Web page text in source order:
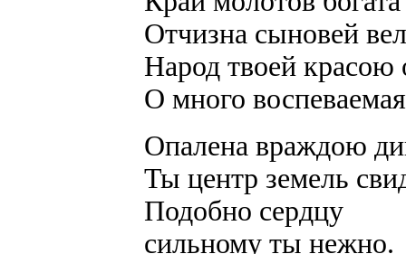
Отчизна сыновей
Народ твоей красою
О много
Опалена враждою
Ты центр земель
Подобно сердцу
сильному ты нежно.